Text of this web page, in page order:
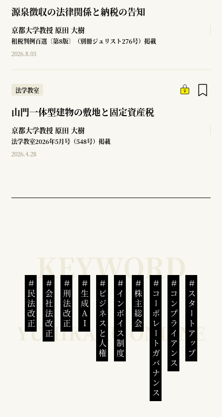
源泉徴収の法律関係と納税の告知
京都大学教授 原田 大樹
租税判例百選〔第8版〕（別冊ジュリスト276号）掲載
2026.8.03
法学教室
山門一体型建物の敷地と固定資産税
京都大学教授 原田 大樹
法学教室2026年5月号（548号）掲載
2026.4.28
民法改正 会社法改正 刑法改正 生成AI ビジネスと人権インボイス制度 株主総会 コーポレートガバナンスコンプライアンススタートアップ